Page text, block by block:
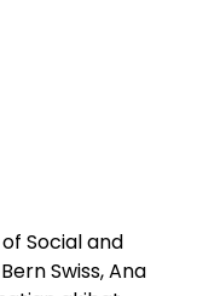
Social and
Swiss, Ana